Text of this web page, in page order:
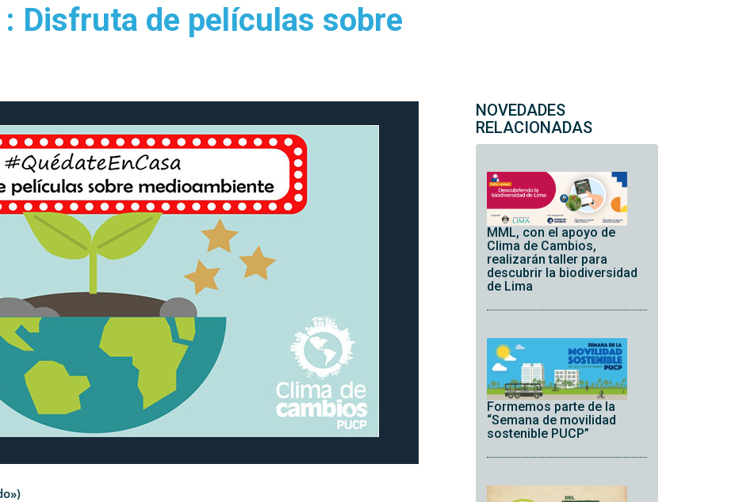
: Disfruta de películas sobre
NOVEDADES
RELACIONADAS
MML, con el apoyo de
Clima de Cambios,
realizarán taller para
descubrir la biodiversidad
de Lima
Formemos parte de la
“Semana de movilidad
sostenible PUCP”